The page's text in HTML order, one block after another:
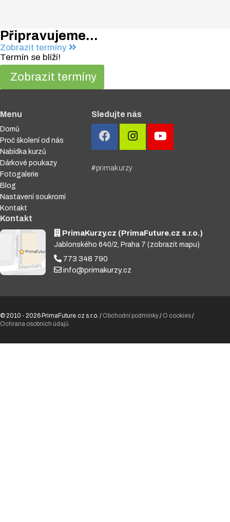
Připravujeme...
Zobrazit termíny
Termín se blíží!
Zobrazit termíny
Menu
Domů
Proč školení od nás
Nabídka kurzů
Dárkové poukazy
Fotogalerie
Blog
Nastavení soukromí
Kontakt
Kontakt
PrimaKurzy.cz (PrimaFuture.cz s.r.o.)
Jablonského 640/2, Praha 7 (zobrazit mapu)
773 348 790
info@primakurzy.cz
Sledujte nás
#primakurzy
© 2010 - 2026 PrimaFuture.cz s.r.o. / Obchodní podmínky/ O cookies/
Ochrana osobních údajů